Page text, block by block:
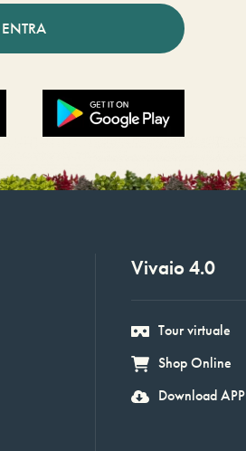
ENTRA
Vivaio 4.0
Tour virtuale
Shop Online
Download APP